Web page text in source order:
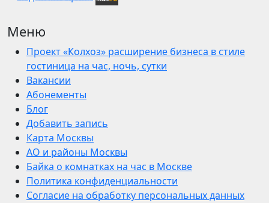
Меню
Проект «Колхоз» расширение бизнеса в стиле
гостиница на час, ночь, сутки
Вакансии
Абонементы
Блог
Добавить запись
Карта Москвы
АО и районы Москвы
Байка о комнатках на час в Москве
Политика конфиденциальности
Согласие на обработку персональных данных